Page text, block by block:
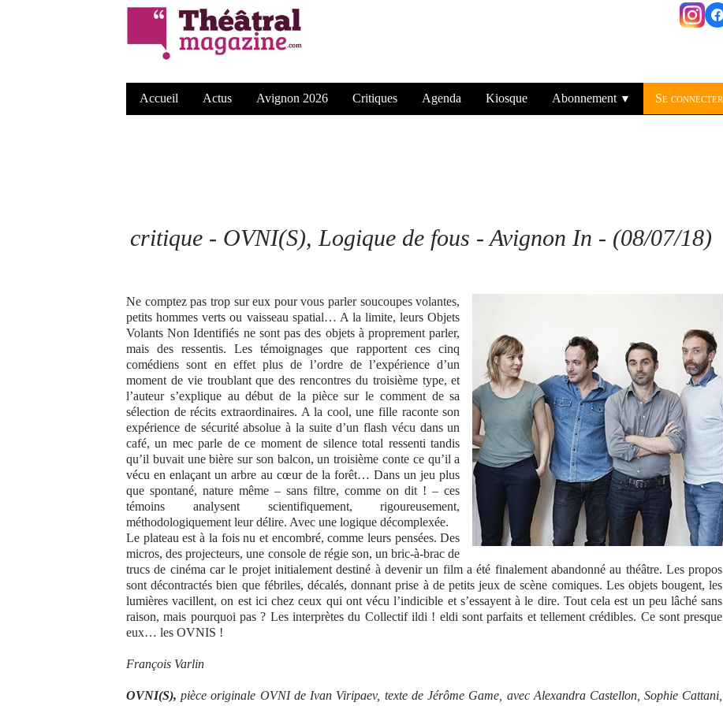
Accueil Actus Avignon 2026 Critiques Agenda Kiosque Abonnement ▼ Se connecter
critique - OVNI(S), Logique de fous - Avignon In - (08/07/18)
Ne comptez pas trop sur eux pour vous parler soucoupes volantes,
petits hommes verts ou vaisseau spatial… A la limite, leurs Objets
Volants Non Identifiés ne sont pas des objets à proprement parler,
mais des ressentis. Les témoignages que rapportent ces cinq
comédiens sont en effet plus de l’ordre de l’expérience d’un
moment de vie troublant que des rencontres du troisième type, et
l’auteur s’explique au début de la pièce sur le comment de sa
sélection de récits extraordinaires. A la cool, une fille raconte son
expérience de sécurité absolue à la suite d’un flash vécu dans un
café, un mec parle de ce moment de silence total ressenti tandis
qu’il buvait une bière sur son balcon, un troisième conte ce qu’il a
vécu en enlaçant un arbre au cœur de la forêt… Dans un jeu plus
que spontané, nature même – sans filtre, comme on dit ! – ces
témoins analysent scientifiquement, rigoureusement,
méthodologiquement leur délire. Avec une logique décomplexée.
Le plateau est à la fois nu et encombré, comme leurs pensées. Des
micros, des projecteurs, une console de régie son, un bric-à-brac de
trucs de cinéma car le projet initialement destiné à devenir un film a été finalement abandonné au théâtre. Les propos
sont décontractés bien que fébriles, décalés, donnant prise à de petits jeux de scène comiques. Les objets bougent, les
lumières vacillent, on est ici chez ceux qui ont vécu l’indicible et s’essayent à le dire. Tout cela est un peu lâché sans
raison, mais pourquoi pas ? Les interprètes du Collectif ildi ! eldi sont parfaits et tellement crédibles. Ce sont presque
eux… les OVNIS !
François Varlin
OVNI(S),pièce originale OVNI de Ivan Viripaev, texte de Jérôme Game, avec Alexandra Castellon, Sophie Cattani,